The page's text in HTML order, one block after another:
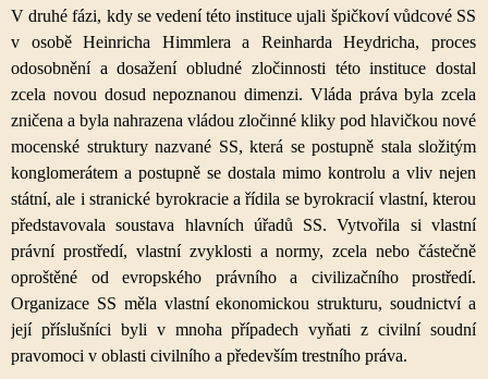
V druhé fázi, kdy se vedení této instituce ujali špičkoví vůdcové SS
v osobě Heinricha Himmlera a Reinharda Heydricha, proces
odosobnění a dosažení obludné zločinnosti této instituce dostal
zcela novou dosud nepoznanou dimenzi. Vláda práva byla zcela
zničena a byla nahrazena vládou zločinné kliky pod hlavičkou nové
mocenské struktury nazvané SS, která se postupně stala složitým
konglomerátem a postupně se dostala mimo kontrolu a vliv nejen
státní, ale i stranické byrokracie a řídila se byrokracií vlastní, kterou
představovala soustava hlavních úřadů SS. Vytvořila si vlastní
právní prostředí, vlastní zvyklosti a normy, zcela nebo částečně
oproštěné od evropského právního a civilizačního prostředí.
Organizace SS měla vlastní ekonomickou strukturu, soudnictví a
její příslušníci byli v mnoha případech vyňati z civilní soudní
pravomoci v oblasti civilního a především trestního práva.